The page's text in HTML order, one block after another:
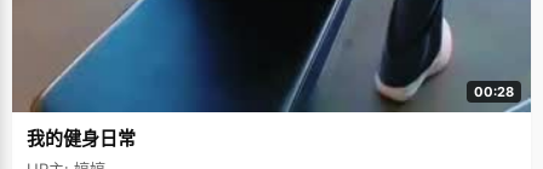
00:28
我的健身日常